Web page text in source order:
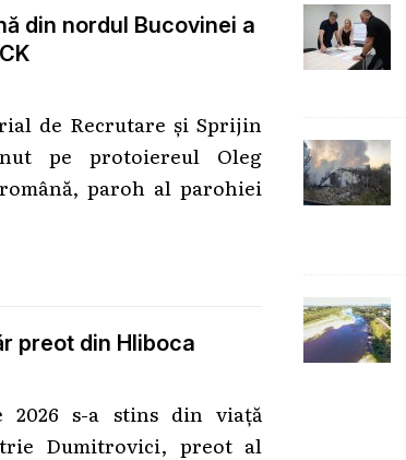
din nordul Bucovinei a
de Recrutare și Sprijin
pe protoiereul Oleg
paroh al parohiei
preot din Hliboca
s-a stins din viață
Dumitrovici, preot al